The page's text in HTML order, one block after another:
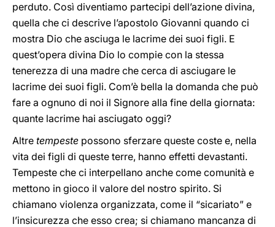
perduto. Così diventiamo partecipi dell’azione divina,
quella che ci descrive l’apostolo Giovanni quando ci
mostra Dio che asciuga le lacrime dei suoi figli. E
quest’opera divina Dio lo compie con la stessa
tenerezza di una madre che cerca di asciugare le
lacrime dei suoi figli. Com’è bella la domanda che può
fare a ognuno di noi il Signore alla fine della giornata:
quante lacrime hai asciugato oggi?
Altre tempeste possono sferzare queste coste e, nella
vita dei figli di queste terre, hanno effetti devastanti.
Tempeste che ci interpellano anche come comunità e
mettono in gioco il valore del nostro spirito. Si
chiamano violenza organizzata, come il “sicariato” e
l’insicurezza che esso crea; si chiamano mancanza di